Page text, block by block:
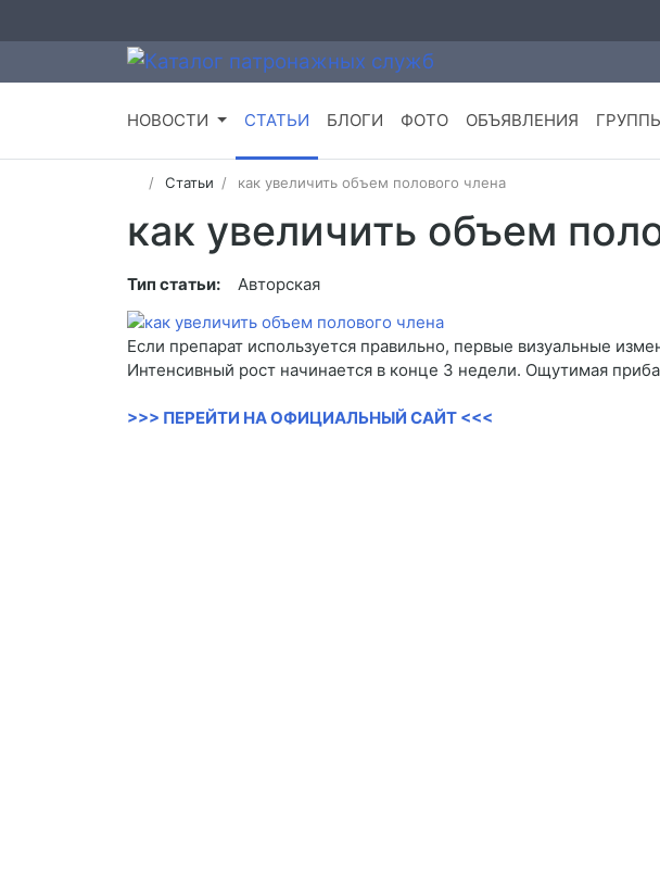
НОВОСТИ СТАТЬИ БЛОГИ ФОТО ОБЪЯВЛЕНИЯ
Статьи как увеличить объем полового члена
как увеличить объем
Тип статьи: Авторская
Если препарат используется правильно, первые визуальные
Интенсивный рост начинается в конце 3 недели. Ощутимая
>>> ПЕРЕЙТИ НА ОФИЦИАЛЬНЫЙ САЙТ <<<